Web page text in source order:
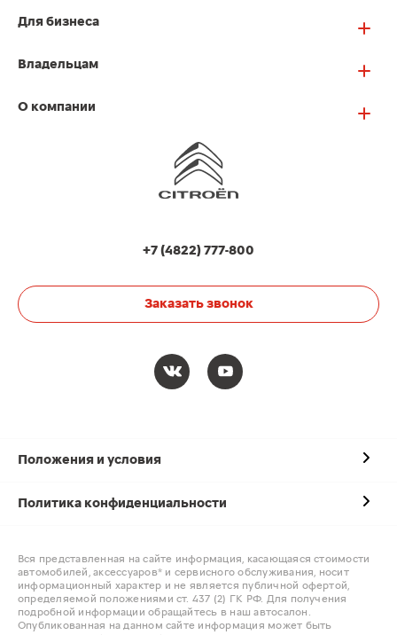
Для бизнеса
Владельцам
О компании
+7 (4822) 777-800
Заказать звонок
Положения и условия
Политика конфиденциальности
Вся представленная на сайте информация, касающаяся стоимости
автомобилей, аксессуаров* и сервисного обслуживания, носит
информационный характер и не является публичной офертой,
определяемой положениями ст. 437 (2) ГК РФ. Для получения
подробной информации обращайтесь в наш автосалон.
Опубликованная на данном сайте информация может быть